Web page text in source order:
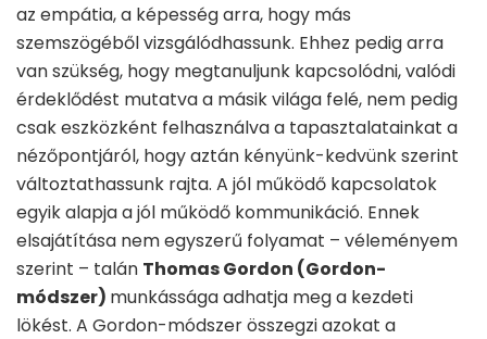
az empátia, a képesség arra, hogy más
szemszögéből vizsgálódhassunk. Ehhez pedig arra
van szükség, hogy megtanuljunk kapcsolódni, valódi
érdeklődést mutatva a másik világa felé, nem pedig
csak eszközként felhasználva a tapasztalatainkat a
nézőpontjáról, hogy aztán kényünk-kedvünk szerint
változtathassunk rajta. A jól működő kapcsolatok
egyik alapja a jól működő kommunikáció. Ennek
elsajátítása nem egyszerű folyamat – véleményem
szerint – talán Thomas Gordon (Gordon-
módszer) munkássága adhatja meg a kezdeti
lökést. A Gordon-módszer összegzi azokat a